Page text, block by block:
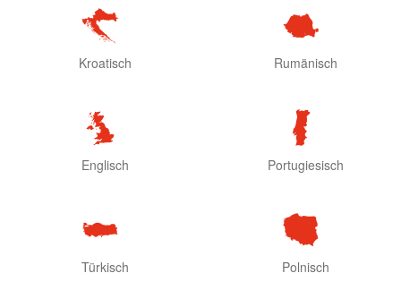
Kroatisch
Englisch
Türkisch
Rumänisch
Portugiesisch
Polnisch